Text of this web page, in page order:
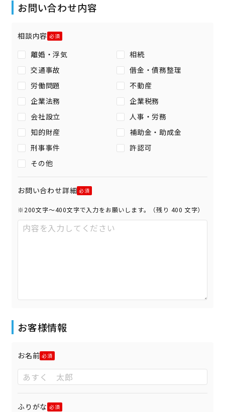
お問い合わせ内容
相談内容
離婚・浮気
相続
交通事故
借金・債務整理
労働問題
不動産
企業法務
企業税務
会社設立
人事・労務
知的財産
補助金・助成金
刑事事件
許認可
その他
お問い合わせ詳細
※200文字〜400文字で入力をお願いします。（残り 400 文字）
お客様情報
お名前
ふりがな